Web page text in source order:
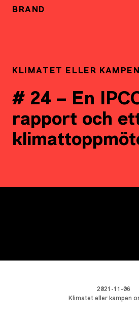
BRAND
KLIMATET ELLER
# 24 – En
rapport och
2021-11-06
Klimatet eller kampen